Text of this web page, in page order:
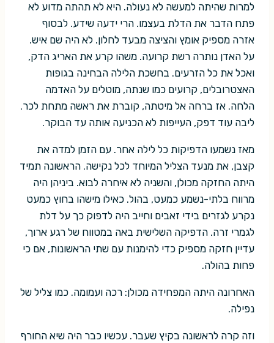
למרות שהיתה למעשה לא נעולה. היא לא תהתה מדוע לא
פתח הדבר את הדלת בעצמו. הרי ידעה שידע. לבסוף
אזרה מספיק אומץ והציצה מבעד לחלון. לא היה שם איש.
על האדן נותרה רשת קרועה. משהו קרע את האריג הדק,
ואכל את כל הזרעים. בחשכת הלילה הבחינה בגופות
האצטרובלים, קרועים כמו שנתה, מוטלים על האדמה
הלחה. אז ברחה אל מיטתה, קוברת את ראשה מתחת לכר.
ליבה עוד דפק, העייפות לא הכניעה אותה עד הבוקר.
מאז נשמעו הדפיקות כל לילה אחר. עם הזמן למדה את
קצבן, את מנעד הצליל המיוחד לכל נקישה. הראשונה תמיד
היתה החזקה מכולן, והשניה לא איחרה לבוא. ביניהן היה
מרווח בלתי-נשמע כמעט, בהול. כאילו מישהו בחוץ כמעט
נקרע לגזרים בידי זאבים וחייב היה לדפוק כך על דלת
לגמרי זרה. הדפיקה השלישית באה במטווח של רגע ארוך,
עדיין חזקה מספיק כדי להימנות עם שתי הראשונות, אם כי
פחות בהולה.
האחרונה היתה המפחידה מכולן: רכה ועמומה. כמו צליל של
נפילה.
וזה קרה לראשונה בקיץ שעבר. עכשיו כבר היה שיא החורף